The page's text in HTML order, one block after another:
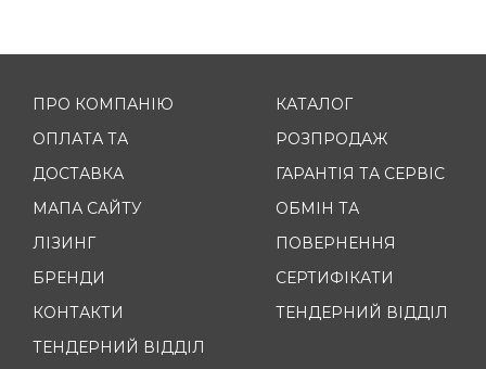
ПРО КОМПАНІЮ
ОПЛАТА ТА
ДОСТАВКА
МАПА САЙТУ
ЛІЗИНГ
БРЕНДИ
КОНТАКТИ
ТЕНДЕРНИЙ ВІДДІЛ
КАТАЛОГ
РОЗПРОДАЖ
ГАРАНТІЯ ТА СЕРВІС
ОБМІН ТА
ПОВЕРНЕННЯ
СЕРТИФІКАТИ
ТЕНДЕРНИЙ ВІДДІЛ